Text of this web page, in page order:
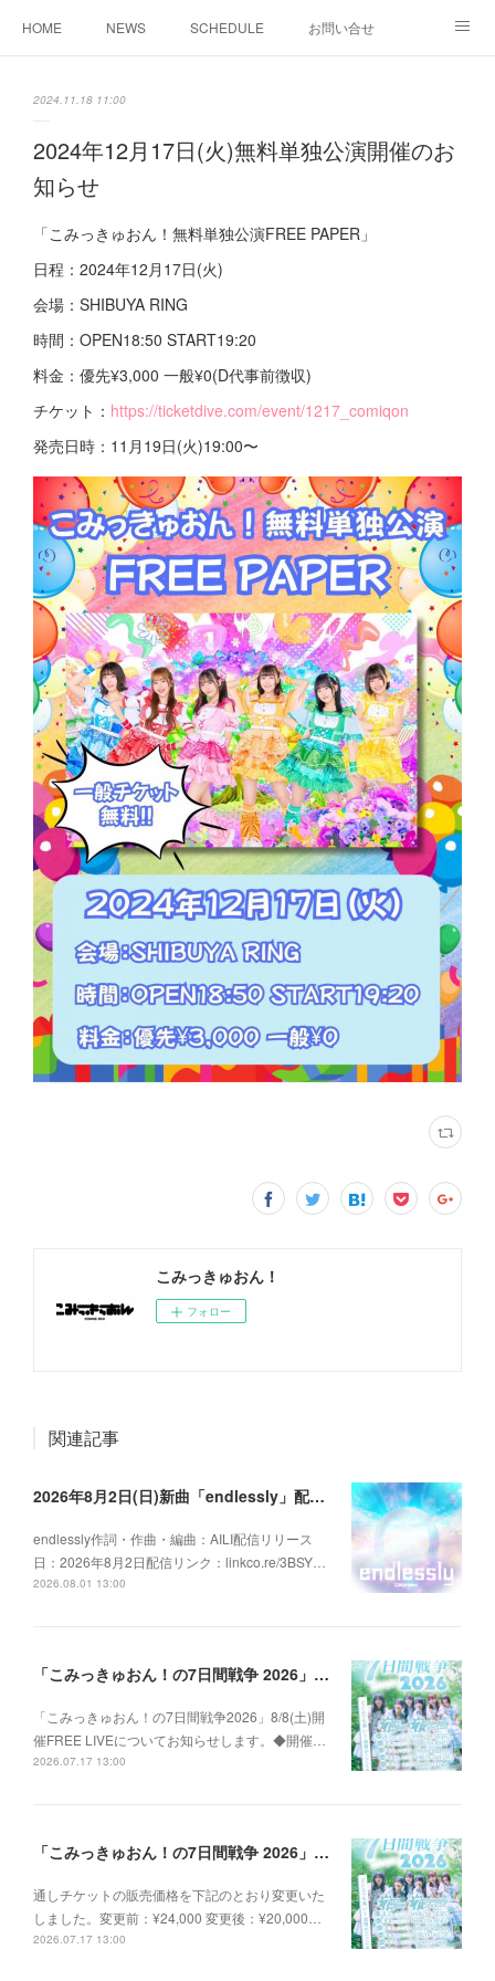
HOME NEWS SCHEDULE お問い合せ
2024.11.18 11:00
2024年12月17日(火)無料単独公演開催のお
知らせ
「こみっきゅおん！無料単独公演FREE PAPER」
日程：2024年12月17日(火)
会場：SHIBUYA RING
時間：OPEN18:50 START19:20
料金：優先¥3,000 一般¥0(D代事前徴収)
チケット： https://ticketdive.com/event/1217_comiqon
発売日時：11月19日(火)19:00〜
こみっきゅおん！
フォロー
関連記事
2026年8月2日(日)新曲「endlessly」配信リリースのお知らせ
endlessly作詞・作曲・編曲：AILI配信リリース
日：2026年8月2日配信リンク：linkco.re/3BSY…
2026.08.01 13:00
「こみっきゅおん！の7日間戦争 2026」8/8(土)FREE LIVE情報
「こみっきゅおん！の7日間戦争2026」8/8(土)開
催FREE LIVEについてお知らせします。◆開催…
2026.07.17 13:00
「こみっきゅおん！の7日間戦争 2026」詳細のお知らせ
通しチケットの販売価格を下記のとおり変更いた
しました。変更前：¥24,000 変更後：¥20,000…
2026.07.17 13:00